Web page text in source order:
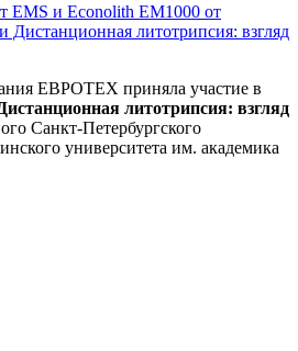
EMS и Econolith ЕМ1000 от
Дистанционная литотрипсия: взгляд
ЕВРОТЕХ приняла участие в
литотрипсия: взгляд
Санкт-Петербургского
университета им. академика